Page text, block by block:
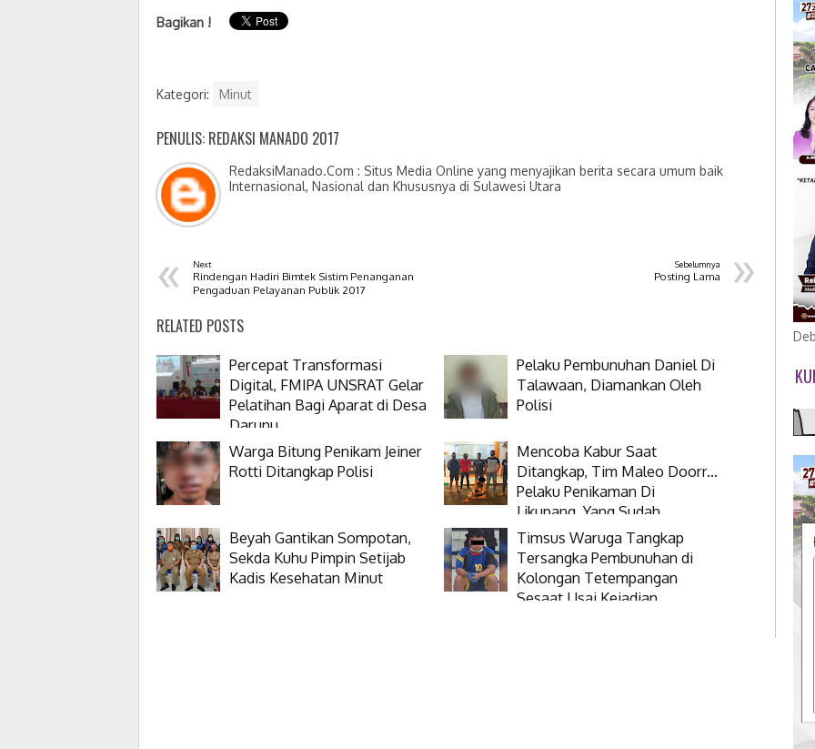
Bagikan !
Kategori: Minut
PENULIS: REDAKSI MANADO 2017
RedaksiManado.Com : Situs Media Online yang menyajikan berita secara umum baik
Internasional, Nasional dan Khususnya di Sulawesi Utara
« Next
Rindengan Hadiri Bimtek Sistim Penanganan
Pengaduan Pelayanan Publik 2017
»
Sebelumnya
Posting Lama
RELATED POSTS
Percepat Transformasi
Digital, FMIPA UNSRAT Gelar
Pelatihan Bagi Aparat di Desa
Darunu
Pelaku Pembunuhan Daniel Di
Talawaan, Diamankan Oleh
Polisi
Warga Bitung Penikam Jeiner
Rotti Ditangkap Polisi
Mencoba Kabur Saat
Ditangkap, Tim Maleo Doorr...
Pelaku Penikaman Di
Likupang, Yang Sudah
Buronan 2 Tahun
Beyah Gantikan Sompotan,
Sekda Kuhu Pimpin Setijab
Kadis Kesehatan Minut
Timsus Waruga Tangkap
Tersangka Pembunuhan di
Kolongan Tetempangan
Sesaat Usai Kejadian